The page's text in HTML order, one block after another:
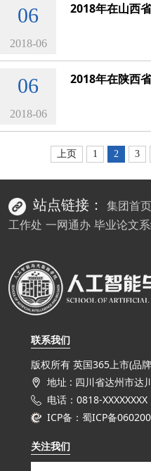
06
2018-06
2018年在山西
06
2018-06
2018年在陕西
上页 1 2 3
站点链接： 集团首页
工作处 一网通办 毕业论文
联系我们
版权所有 英国365上市(品
地址 : 四川省达州市达
电话：0818-XXXXXXXX
ICP备：蜀ICP备
关注我们